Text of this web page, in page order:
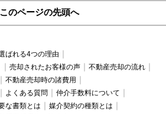
このページの先頭へ
ばれる4つの理由
売却されたお客様の声
不動産売却の流れ
不動産売却時の諸費用
よくある質問
仲介手数料について
な書類とは
媒介契約の種類とは